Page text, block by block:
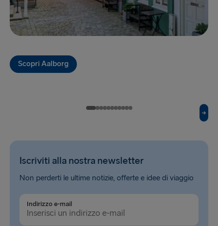
Hook of Holland → Harwich
Karlskrona → Gdynia
Kiel → Gothenburg
Rostock → Trelleborg
Trelleborg → Rostock
Travemünde → Liepāja
Ventspils → Nynäshamn
Scopri Aalborg
Iscriviti alla nostra newsletter
Non perderti le ultime notizie, offerte e idee di viaggio
Indirizzo e-mail